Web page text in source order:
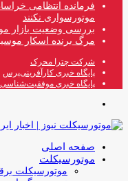
فرمانده انتظامی
موتورسواری نکنند
بررسی وضعیت بازار
مرگ برنده اسکار
شرکت چترا محرک
پایگاه خبری کارآفرینی‌پرس
پایگاه خبری موفقیت‌شناسی
صفحه اصلی
موتورسیکلت
موتورسیکلت